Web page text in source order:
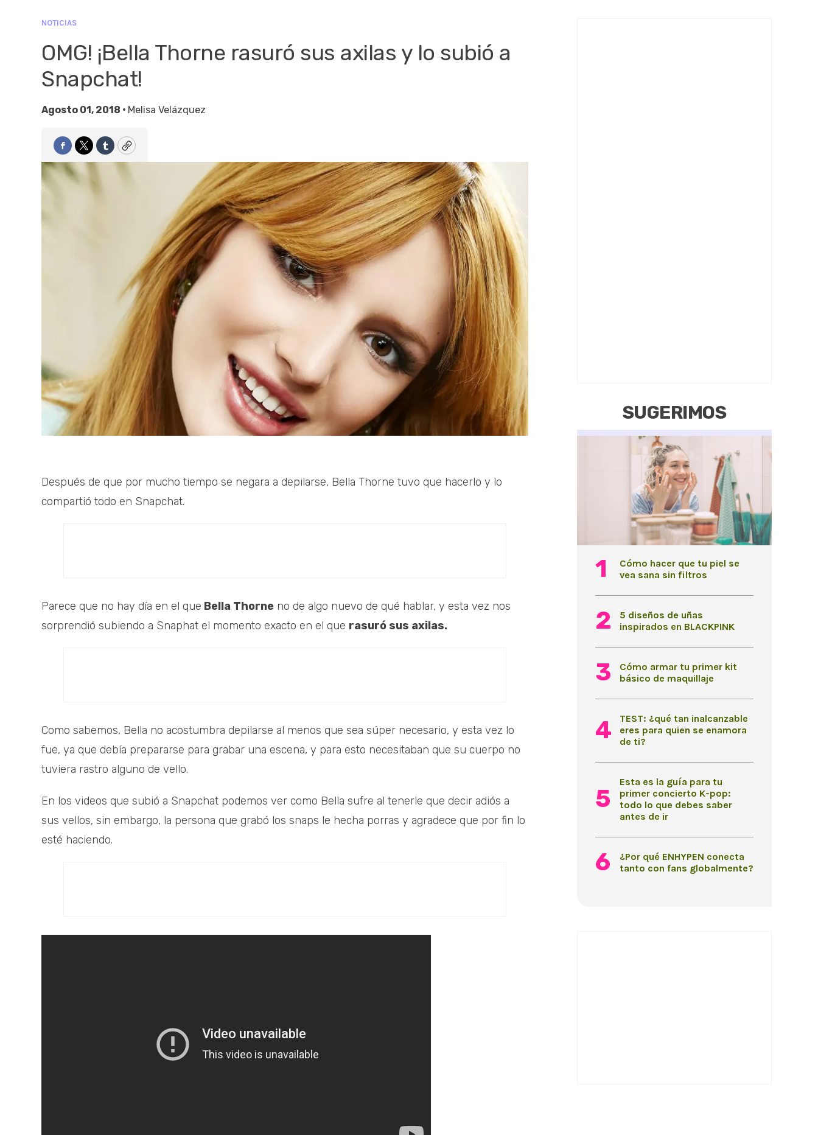
NOTICIAS
OMG! ¡Bella Thorne rasuró sus axilas y lo subió a
Snapchat!
Agosto 01, 2018 • Melisa Velázquez
Facebook
TwitterTumblrCopy
Después de que por mucho tiempo se negara a depilarse, Bella Thorne tuvo que hacerlo y lo
compartió todo en Snapchat.
Parece que no hay día en el que Bella Thorne no de algo nuevo de qué hablar, y esta vez nos
sorprendió subiendo a Snaphat el momento exacto en el que rasuró sus axilas.
Como sabemos, Bella no acostumbra depilarse al menos que sea súper necesario, y esta vez lo
fue, ya que debía prepararse para grabar una escena, y para esto necesitaban que su cuerpo no
tuviera rastro alguno de vello.
En los videos que subió a Snapchat podemos ver como Bella sufre al tenerle que decir adiós a
sus vellos, sin embargo, la persona que grabó los snaps le hecha porras y agradece que por fin lo
esté haciendo.
SUGERIMOS
Cómo hacer que tu piel se
vea sana sin filtros
5 diseños de uñas
inspirados en BLACKPINK
Cómo armar tu primer kit
básico de maquillaje
TEST: ¿qué tan inalcanzable
eres para quien se enamora
de ti?
Esta es la guía para tu
primer concierto K-pop:
todo lo que debes saber
antes de ir
¿Por qué ENHYPEN conecta
tanto con fans globalmente?